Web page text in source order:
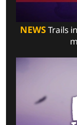
NEWSTrails